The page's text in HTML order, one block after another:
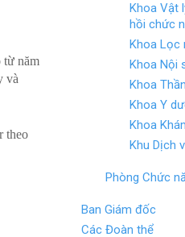
từ năm
và
theo
Khoa Vật
hồi chức
Khoa Lọc
Khoa Nội
Khoa
Khoa Y
Khoa
Khu Dịch
Phòng Chức
Ban Giám đốc
Các Đoàn thể